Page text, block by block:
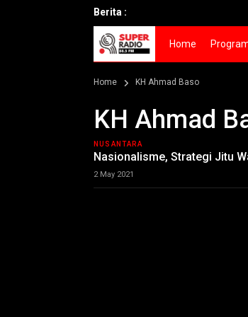
Berita :
Home
Home KH Ahmad Baso
KH Ahmad
NUSANTARA
Nasionalisme, Strategi Jitu
2 May 2021